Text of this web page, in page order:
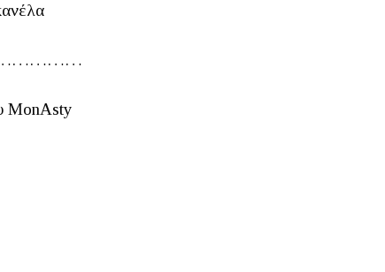
MonAsty